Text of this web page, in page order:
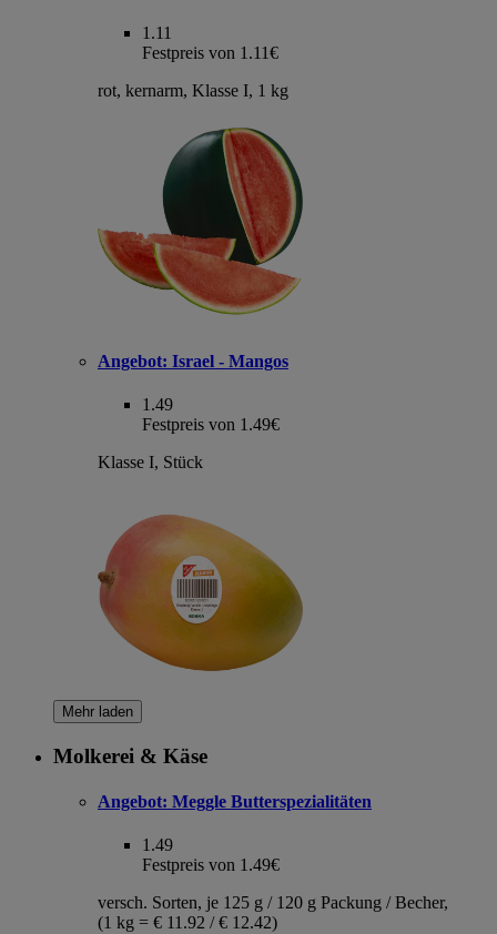
1.11
Festpreis von 1.11€
rot, kernarm, Klasse I, 1 kg
Angebot: Israel - Mangos
1.49
Festpreis von 1.49€
Klasse I, Stück
Mehr laden
Molkerei & Käse
Angebot: Meggle Butterspezialitäten
1.49
Festpreis von 1.49€
versch. Sorten, je 125 g / 120 g Packung / Becher,
(1 kg = € 11.92 / € 12.42)